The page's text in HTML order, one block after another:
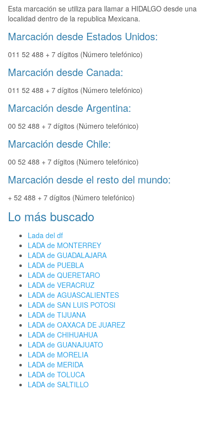
Esta marcación se utiliza para llamar a HIDALGO desde una
localidad dentro de la republica Mexicana.
Marcación desde Estados Unidos:
011 52 488 + 7 dígitos (Número telefónico)
Marcación desde Canada:
011 52 488 + 7 dígitos (Número telefónico)
Marcación desde Argentina:
00 52 488 + 7 dígitos (Número telefónico)
Marcación desde Chile:
00 52 488 + 7 dígitos (Número telefónico)
Marcación desde el resto del mundo:
+ 52 488 + 7 dígitos (Número telefónico)
Lo más buscado
Lada del df
LADA de MONTERREY
LADA de GUADALAJARA
LADA de PUEBLA
LADA de QUERETARO
LADA de VERACRUZ
LADA de AGUASCALIENTES
LADA de SAN LUIS POTOSI
LADA de TIJUANA
LADA de OAXACA DE JUAREZ
LADA de CHIHUAHUA
LADA de GUANAJUATO
LADA de MORELIA
LADA de MERIDA
LADA de TOLUCA
LADA de SALTILLO